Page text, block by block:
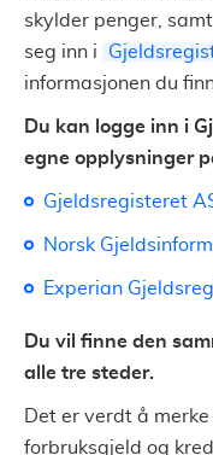
skylder penger,
seg inn i
informasjonen du
Du kan logge inn i
egne opplysninger
Gjeldsregisteret
Norsk
Experian
Du vil finne den
alle tre steder.
Det er verdt å
forbruksgjeld og